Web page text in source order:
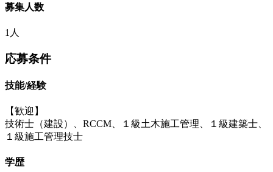
募集人数
1人
応募条件
技能/経験
【歓迎】
技術士（建設）、RCCM、１級土木施工管理、１級建築士、
１級施工管理技士
学歴